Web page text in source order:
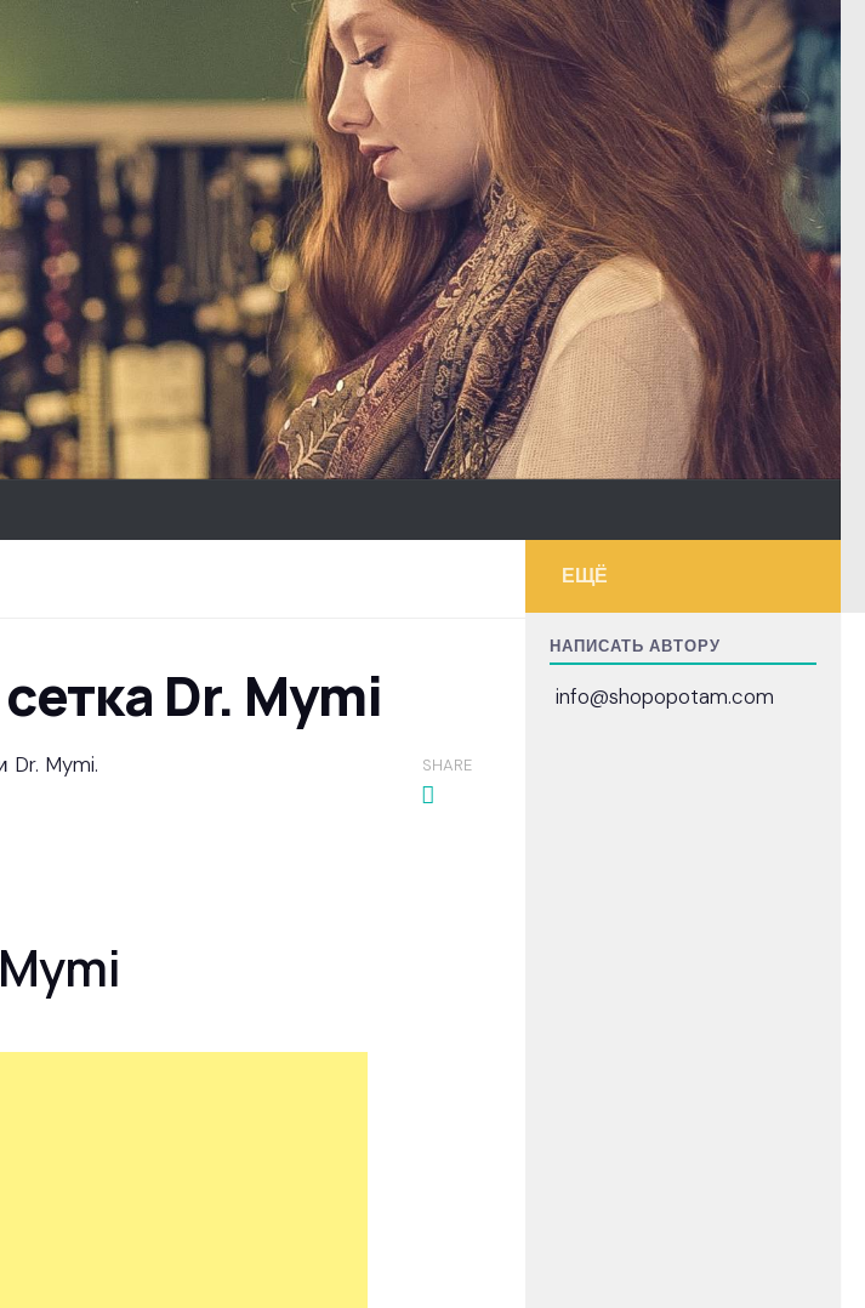
Dr. Mymi
Dr. Mymi. SHARE
ЕЩЁ
НАПИСАТЬ АВТОРУ
info@shopopotam.com